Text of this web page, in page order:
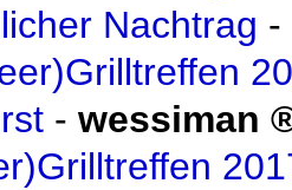
Nachtrag -
- wessiman